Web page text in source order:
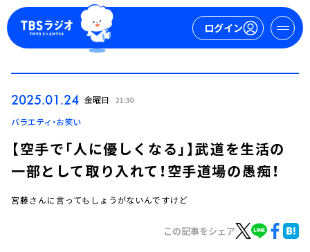
ログイン
ログイン
2025.01.24 金曜日 21:30
バラエティ・お笑い
【空手で「人に優しくなる」】武道を生活の
一部として取り入れて！空手道場の愚痴！
宮藤さんに言ってもしょうがないんですけど
この記事をシェア